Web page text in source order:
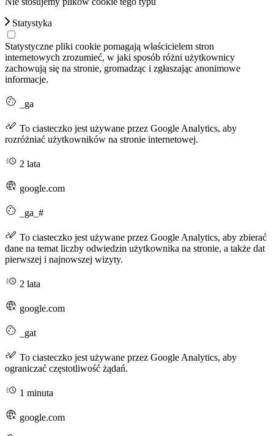
Statystyka
Statystyczne pliki cookie pomagają właścicielem stron
internetowych zrozumieć, w jaki sposób różni użytkownicy
zachowują się na stronie, gromadząc i zgłaszając anonimowe
informacje.
_ga
To ciasteczko jest używane przez Google Analytics, aby
rozróżniać użytkowników na stronie internetowej.
2 lata
google.com
_ga_#
To ciasteczko jest używane przez Google Analytics, aby zbierać
dane na temat liczby odwiedzin użytkownika na stronie, a także dat
pierwszej i najnowszej wizyty.
2 lata
google.com
_gat
To ciasteczko jest używane przez Google Analytics, aby
ograniczać częstotliwość żądań.
1 minuta
google.com